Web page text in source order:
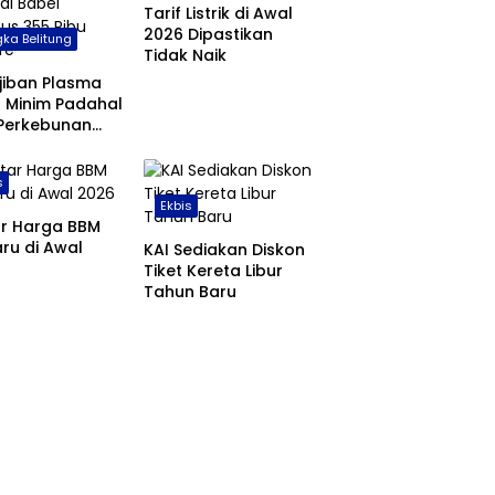
Belitung
Plasma
Minim Padahal
355 Ribu
Tarif Listrik di Awal
2026 Dipastikan
Tidak Naik
Harga BBM
di Awal
Ekbis
KAI Sediakan Diskon
Tiket Kereta Libur
Tahun Baru